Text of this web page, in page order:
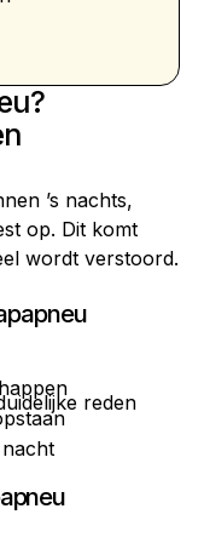
’s nachts,
op. Dit komt
wordt verstoord.
reden